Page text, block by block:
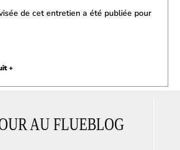
AU FLUEBLOG
de cet entretien a été publiée pour
+